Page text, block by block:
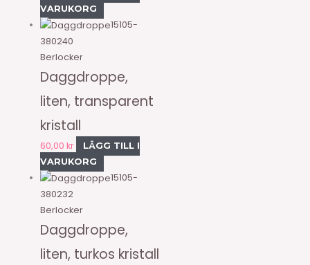
VARUKORG
15105-
380240
Berlocker
Daggdroppe,
liten, transparent
kristall
60,00kr
LÄGG TILL I
VARUKORG
15105-
380232
Berlocker
Daggdroppe,
liten, turkos kristall